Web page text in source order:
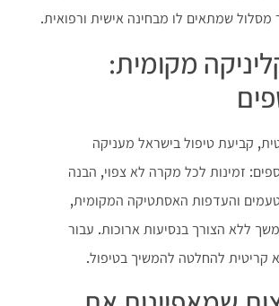
מסלול שמתאים לו מבחינה אישית ורפואית.
מקומית:
קביעת טיפול בישראל מעניקה
זמינות לכל מקרה לא צפוי, הבנה
והעדפות האסתטיקה המקומית,
ללא הצורך בנסיעות ארוכות. עבור
קריטית להחלטה להמשיך בטיפול.